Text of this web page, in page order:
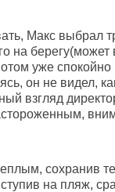
Макс выбрал
на
уже спокойно
он не видел,
взгляд
сохранив
на пляж,